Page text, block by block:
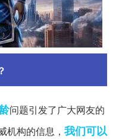
问题引发了广大网友的
机构的信息， 我们可以